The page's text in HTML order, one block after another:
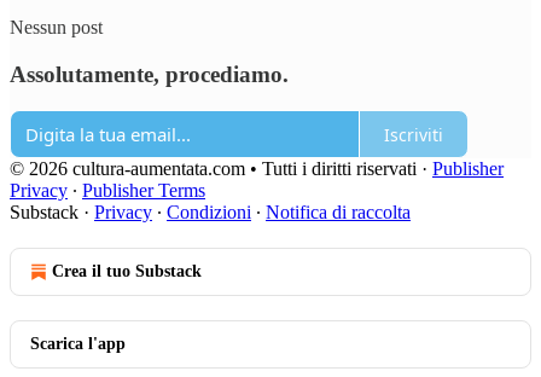
Nessun post
Assolutamente, procediamo.
Iscriviti
© 2026 cultura-aumentata.com • Tutti i diritti riservati · Publisher
Privacy ∙ Publisher Terms
Substack · Privacy ∙ Condizioni ∙ Notifica di raccolta
Crea il tuo Substack
Scarica l'app